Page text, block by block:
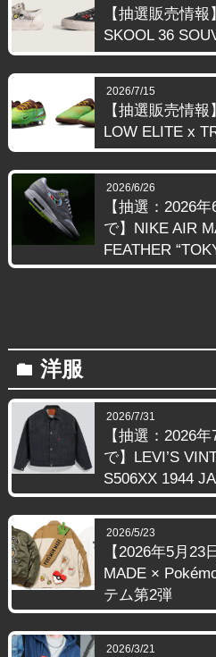
【抽選販売情
SKOOL 36
2026/7/15
【抽選販売情
LOW ELITE x
2026/6/26
【抽選：2026
で】NIKE AIR
FEATHER
folder 洋服
2026/7/31
【抽選：2026
で】LEVI’S
S506XX 1944
2026/5/23
【2026年5月23
MADE ×
テム第2弾
2026/3/21